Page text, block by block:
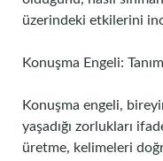
üzerindeki etkilerini
Konuşma Engeli:
Konuşma engeli,
yaşadığı zorlukları
üretme, kelimeleri